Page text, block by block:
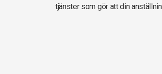
tjänster som gör att din